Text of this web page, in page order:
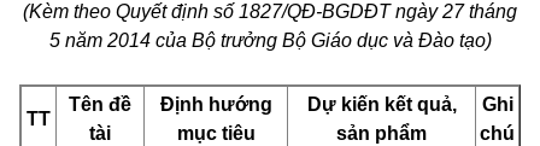
(Kèm theo Quyết định số 1827/QĐ-BGDĐTngày 27 tháng
5 năm 2014 của Bộ trưởng Bộ Giáo dục và Đào tạo)
TT
Tên đề
tài
Định hướng
mục tiêu
Dự kiến kết quả,
sản phẩm
Ghi
chú